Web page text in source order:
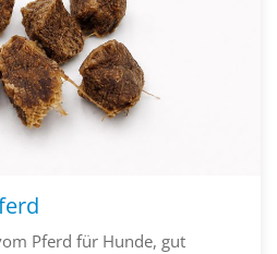
Pferd für Hunde, gut